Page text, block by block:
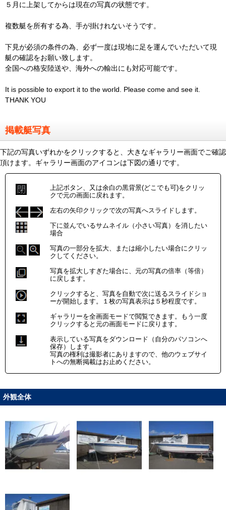
５月に上架してからは現在の写真の状態です。
複数艇を所有する為、手が掛けれないそうです。
下見が必須の条件の為、必ず一度は現地に足を運んでいただいて現
艇の確認をお願い致します。
全国への格安陸送や、海外への輸出にも対応可能です。
It is possible to export it to the world. Please come and see it.
THANK YOU
掲載艇写真
下記の写真いずれかをクリックすると、大きなギャラリー画面でご確認
頂けます。ギャラリー画面のアイコンは下図の通りです。
上記ボタン、又は余白の黒背景(どこでも可)をクリッ
クで元の画面に戻れます。
左右の矢印クリックで次の写真へスライドします。
下に並んでいるサムネイル（小さい写真）を消したい
場合
写真の一部分を拡大、または縮小したい場合にクリッ
クしてください。
写真を拡大しすぎた場合に、元の写真の倍率（等倍）
に戻します。
クリックすると、写真を自動で次に送るスライドショ
ーが開始します。１枚の写真表示は５秒程度です。
ギャラリーを全画面モードで閲覧できます。もう一度
クリックすると元の画面モードに戻ります。
表示している写真をダウンロード（自分のパソコンへ
保存）します。
写真の権利は撮影者にありますので、他のウェブサイ
トへの無断掲載はお止めください。
外観全体